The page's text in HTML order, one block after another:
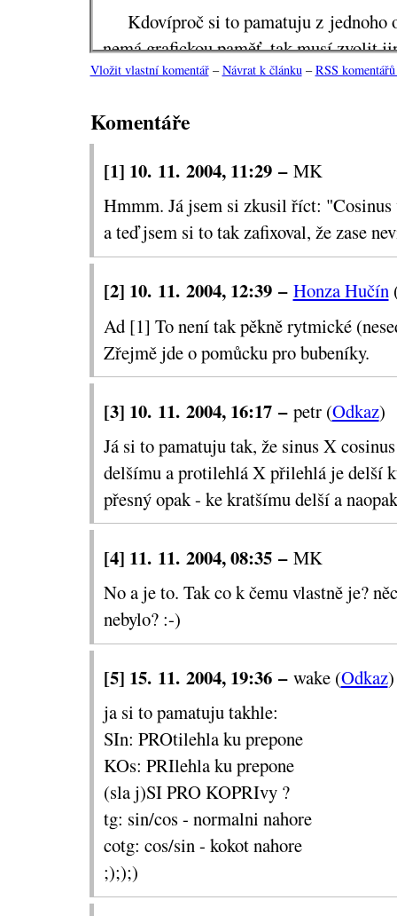
Kdovíproč si to pamatuju z jednoho
nemá grafickou paměť, tak musí zvolit
si mnemotechnickou pomůcku, se
„Protilehlá ku
Vzpomněl jsem si na to, když jsem
odchylku tělesových úhlopříček krychle
přišla Peťulka , a kdo by nepomohl,
v řešení sinus potřeba není, stačí
Vložit vlastní komentář–Návrat k článku–RSS
Komentáře
[1] 10. 11. 2004, 11:29 – MK
Hmmm. Já jsem si zkusil říct: "Cosinus
a teď jsem si to tak zafixoval, že zase
[2] 10. 11. 2004, 12:39 – Honza Hučín
Ad [1] To není tak pěkně rytmické
Zřejmě jde o pomůcku pro bubeníky.
[3] 10. 11. 2004, 16:17 – petr (Odkaz)
Já si to pamatuju tak, že sinus X
delšímu a protilehlá X přilehlá je delší
přesný opak - ke kratšímu delší a
[4] 11. 11. 2004, 08:35 – MK
No a je to. Tak co k čemu vlastně je?
nebylo? :-)
[5] 15. 11. 2004, 19:36 – wake (Odkaz)
ja si to pamatuju takhle:
SIn: PROtilehla ku prepone
KOs: PRIlehla ku prepone
(sla j)SI PRO KOPRIvy ?
tg: sin/cos - normalni nahore
cotg: cos/sin - kokot nahore
;););)